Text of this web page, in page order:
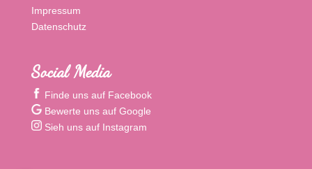
Impressum
Datenschutz
Social Media
Finde uns auf Facebook
Bewerte uns auf Google
Sieh uns auf Instagram